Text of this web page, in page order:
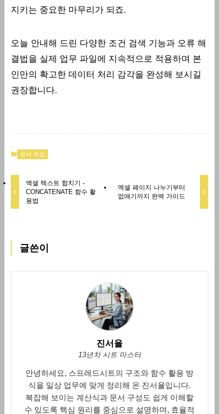
지키는 중요한 마무리가 되죠.
오늘 안내해 드린 다양한 조건 검색 기능과 오류 해
결법을 실제 업무 파일에 지속적으로 적용하며 본
인만의 확고한 데이터 처리 감각을 완성해 보시길
권장합니다.
문서 작성
엑셀 텍스트 합치기 -
CONCATENATE 함수 활
용법
엑셀 페이지 나누기부터
없애기까지 완벽 가이드
글쓴이
진서율
13년차 시트 마스터
안녕하세요, 스프레드시트의 구조와 함수 활용 방
식을 일상 업무에 맞게 정리해 온 진서율입니다.
복잡해 보이는 계산식과 문서 구성도 쉽게 이해할
수 있도록 핵심 원리를 중심으로 설명하며, 효율적